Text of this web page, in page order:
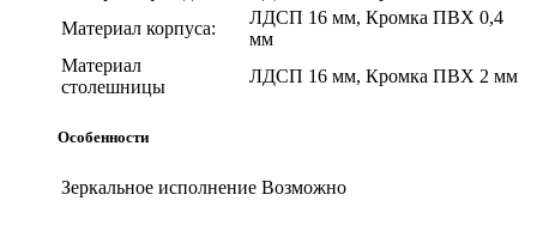
Материал корпуса:
ЛДСП 16 мм, Кромка ПВХ 0,4
мм
Материал
столешницы
ЛДСП 16 мм, Кромка ПВХ 2 мм
Особенности
Зеркальное исполнение Возможно